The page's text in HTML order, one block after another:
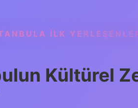
ILK
Kültürel